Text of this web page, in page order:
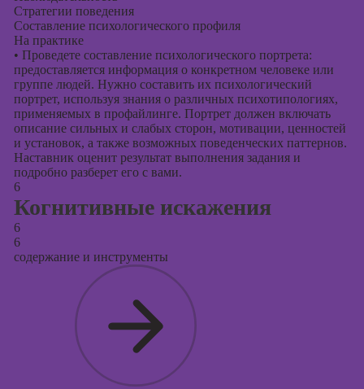
Стратегии поведения
Составление психологического профиля
На практике
• Проведете составление психологического портрета:
предоставляется информация о конкретном человеке или
группе людей. Нужно составить их психологический
портрет, используя знания о различных психотипологиях,
применяемых в профайлинге. Портрет должен включать
описание сильных и слабых сторон, мотивации, ценностей
и установок, а также возможных поведенческих паттернов.
Наставник оценит результат выполнения задания и
подробно разберет его с вами.
6
Когнитивные искажения
6
6
содержание и инструменты